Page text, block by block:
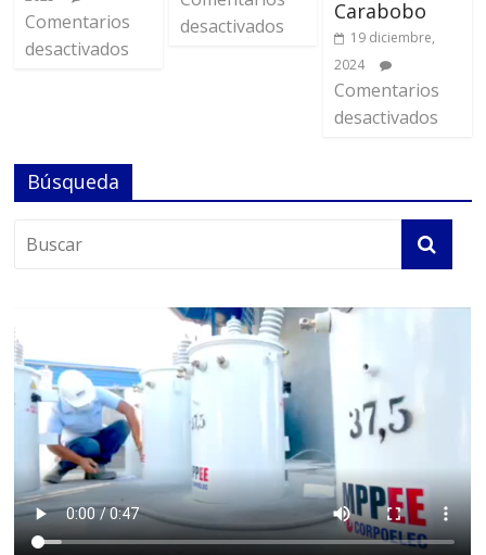
Comentarios
desactivados
desactivados
Carabobo
19 diciembre,
2024
Comentarios
desactivados
Búsqueda